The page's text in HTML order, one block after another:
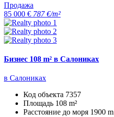
Продажа
85 000 € 787 €/m²
Бизнес 108 m² в Салониках
в Салониках
Код объекта 7357
Площадь 108 m²
Расстояние до моря 1900 m